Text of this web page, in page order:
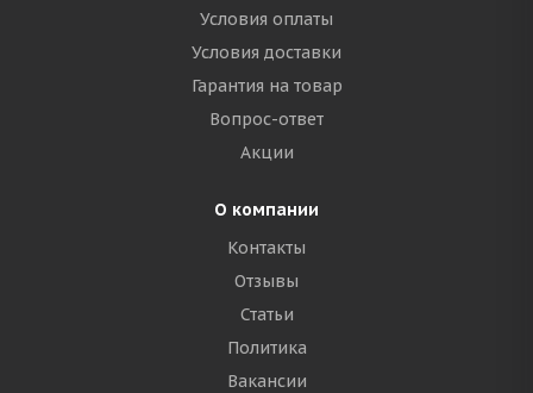
Условия оплаты
Условия доставки
Гарантия на товар
Вопрос-ответ
Акции
О компании
Контакты
Отзывы
Статьи
Политика
Вакансии